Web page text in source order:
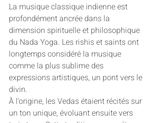
La musique classique indienne est
profondément ancrée dans la
dimension spirituelle et philosophique
du Nada Yoga. Les rishis et saints ont
longtemps considéré la musique
comme la plus sublime des
expressions artistiques, un pont vers le
divin.
À l'origine, les Vedas étaient récités sur
un ton unique, évoluant ensuite vers